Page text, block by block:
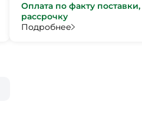
Оплата по факту
рассрочку
Подробнее